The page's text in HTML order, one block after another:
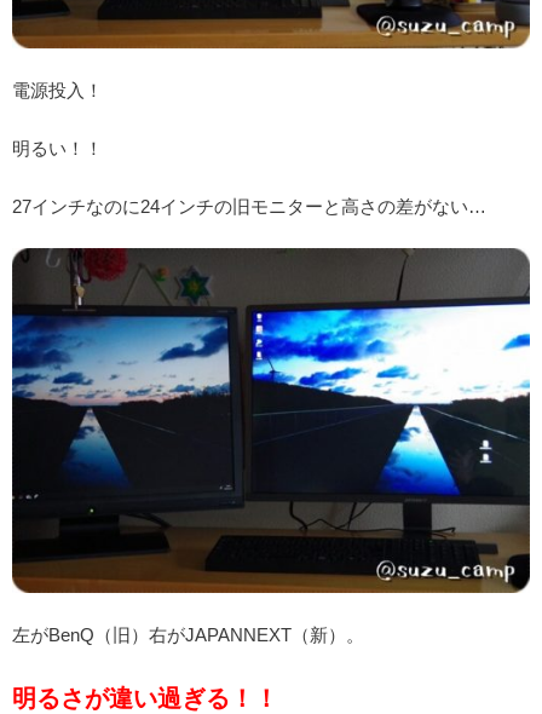
電源投入！
明るい！！
27インチなのに24インチの旧モニターと高さの差がない…
左がBenQ（旧）右がJAPANNEXT（新）。
明るさが違い過ぎる！！